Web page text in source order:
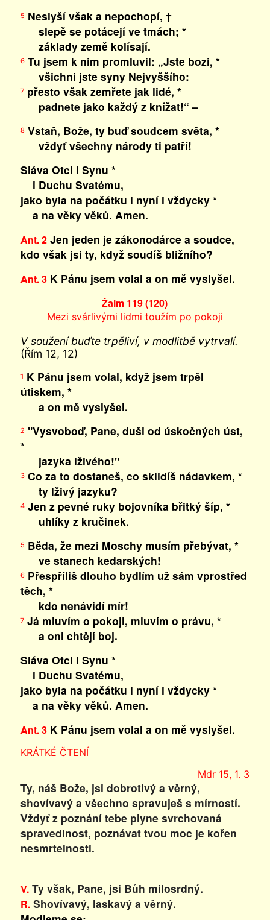
5 Neslyší však a nepochopí, †
slepě se potácejí ve tmách; *
základy země kolísají.
6Tu jsem k nim promluvil: „Jste bozi, *
všichni jste syny Nejvyššího:
7přesto však zemřete jak lidé, *
padnete jako každý z knížat!“ –
8 Vstaň, Bože, ty buď soudcem světa, *
vždyť všechny národy ti patří!
Sláva Otci i Synu *
i Duchu Svatému,
jako byla na počátku i nyní i vždycky *
a na věky věků. Amen.
Ant. 2Jen jeden je zákonodárce a soudce,
kdo však jsi ty, když soudíš bližního?
Ant. 3K Pánu jsem volal a on mě vyslyšel.
Žalm 119 (120)
Mezi svárlivými lidmi toužím po pokoji
V soužení buďte trpěliví, v modlitbě vytrvalí.
(Řím 12, 12)
1 K Pánu jsem volal, když jsem trpěl
útiskem, *
a on mě vyslyšel.
2 "Vysvoboď, Pane, duši od úskočných úst,
*
jazyka lživého!"
3Co za to dostaneš, co sklidíš nádavkem, *
ty lživý jazyku?
4Jen z pevné ruky bojovníka břitký šíp, *
uhlíky z kručinek.
5 Běda, že mezi Moschy musím přebývat, *
ve stanech kedarských!
6Přespříliš dlouho bydlím už sám vprostřed
těch, *
kdo nenávidí mír!
7Já mluvím o pokoji, mluvím o právu, *
a oni chtějí boj.
Sláva Otci i Synu *
i Duchu Svatému,
jako byla na počátku i nyní i vždycky *
a na věky věků. Amen.
Ant. 3K Pánu jsem volal a on mě vyslyšel.
KRÁTKÉ ČTENÍ
Mdr 15, 1. 3
Ty, náš Bože, jsi dobrotivý a věrný,
shovívavý a všechno spravuješ s mírností.
Vždyť z poznání tebe plyne svrchovaná
spravedlnost, poznávat tvou moc je kořen
nesmrtelnosti.
V.Ty však, Pane, jsi Bůh milosrdný.
R.Shovívavý, laskavý a věrný.